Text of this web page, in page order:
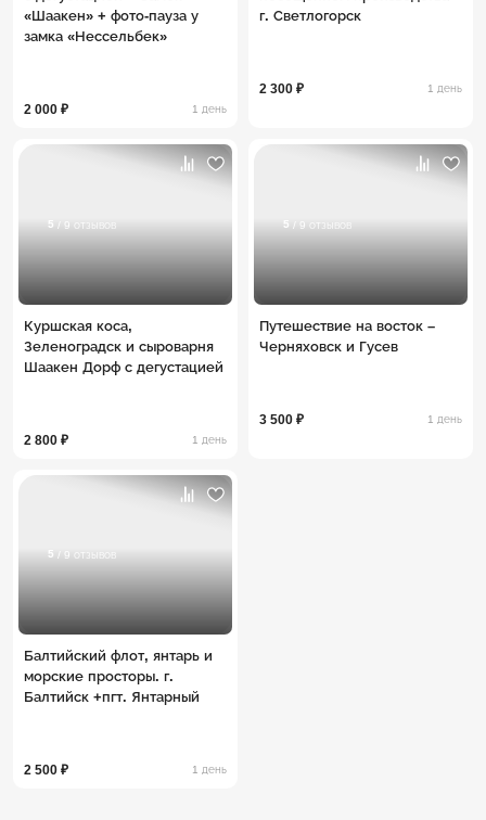
«Шаакен» + фото-пауза у
замка «Нессельбек»
2 000 ₽ 1 день
г. Светлогорск
2 300 ₽ 1 день
5 / 9 отзывов
Куршская коса,
Зеленоградск и сыроварня
Шаакен Дорф с дегустацией
2 800 ₽ 1 день
5 / 9 отзывов
Путешествие на восток –
Черняховск и Гусев
3 500 ₽ 1 день
5 / 9 отзывов
Балтийский флот, янтарь и
морские просторы. г.
Балтийск +пгт. Янтарный
2 500 ₽ 1 день